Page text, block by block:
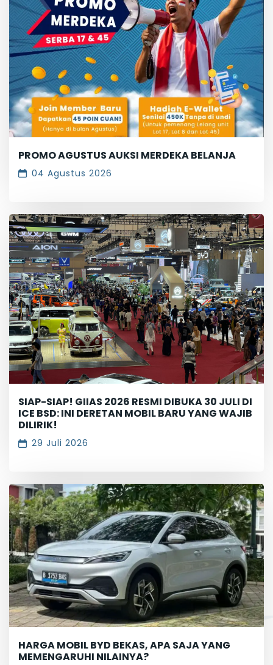
PROMO AGUSTUS AUKSI MERDEKA BELANJA
04 Agustus 2026
SIAP-SIAP! GIIAS 2026 RESMI DIBUKA 30 JULI DI
ICE BSD: INI DERETAN MOBIL BARU YANG WAJIB
DILIRIK!
29 Juli 2026
HARGA MOBIL BYD BEKAS, APA SAJA YANG
MEMENGARUHI NILAINYA?